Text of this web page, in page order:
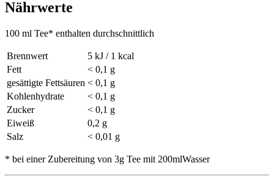
Nährwerte
100 ml Tee* enthalten durchschnittlich
Brennwert
5 kJ / 1 kcal
Fett
< 0,1 g
gesättigte Fettsäuren < 0,1 g
Kohlenhydrate
< 0,1 g
Zucker
< 0,1 g
Eiweiß
0,2 g
Salz
< 0,01 g
* bei einer Zubereitung von 3g Tee mit 200mlWasser